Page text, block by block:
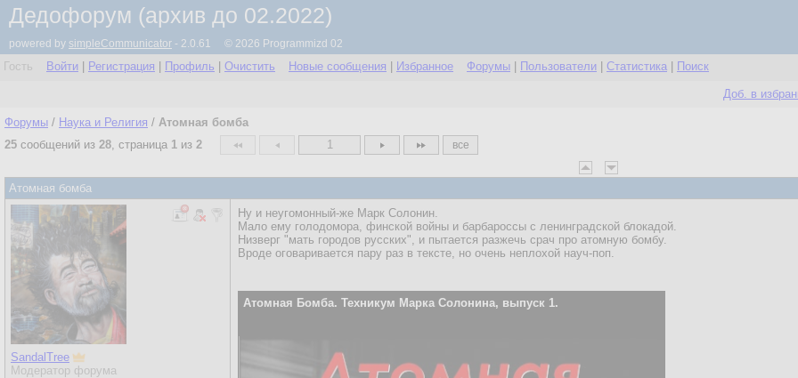
Дедофорум (архив до 02.2022)
powered by simpleCommunicator - 2.0.61 © 2026 Programmizd 02
Гость Войти Регистрация Профиль Очистить Новые сообщения Избранное Форумы Пользователи Статистика Поиск
Доб. в
Форумы / Наука и Религия / Атомная бомба
25 сообщений из 28, страница 1 из 2 1 все
Атомная бомба
SandalTree
Модератор форума
Ну и неугомонный-же Марк Солонин.
Мало ему голодомора, финской войны и барбароссы с ленинградской блокадой.
Низверг "мать городов русских", и пытается разжечь срач про атомную бомбу.
Вроде оговаривается пару раз в тексте, но очень неплохой науч-поп.
Атомная Бомба. Техникум Марка Солонина, выпуск 1.